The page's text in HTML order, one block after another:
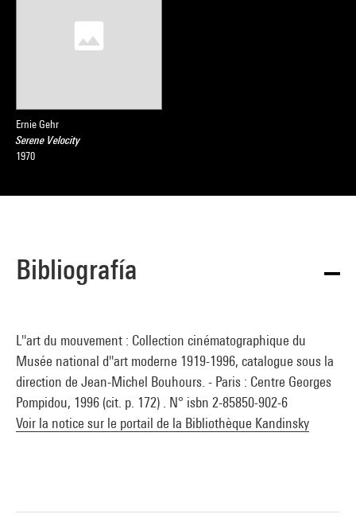
Ernie Gehr
Serene Velocity
1970
Bibliografía
L''art du mouvement : Collection cinématographique du
Musée national d''art moderne 1919-1996, catalogue sous la
direction de Jean-Michel Bouhours. - Paris : Centre Georges
Pompidou, 1996 (cit. p. 172) . N° isbn 2-85850-902-6
Voir la notice sur le portail de la Bibliothèque Kandinsky